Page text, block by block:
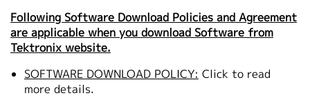
Following Software Download Policies and Agreement
are applicable when you download Software from
Tektronix website.
SOFTWARE DOWNLOAD POLICY: Click to read
more details.